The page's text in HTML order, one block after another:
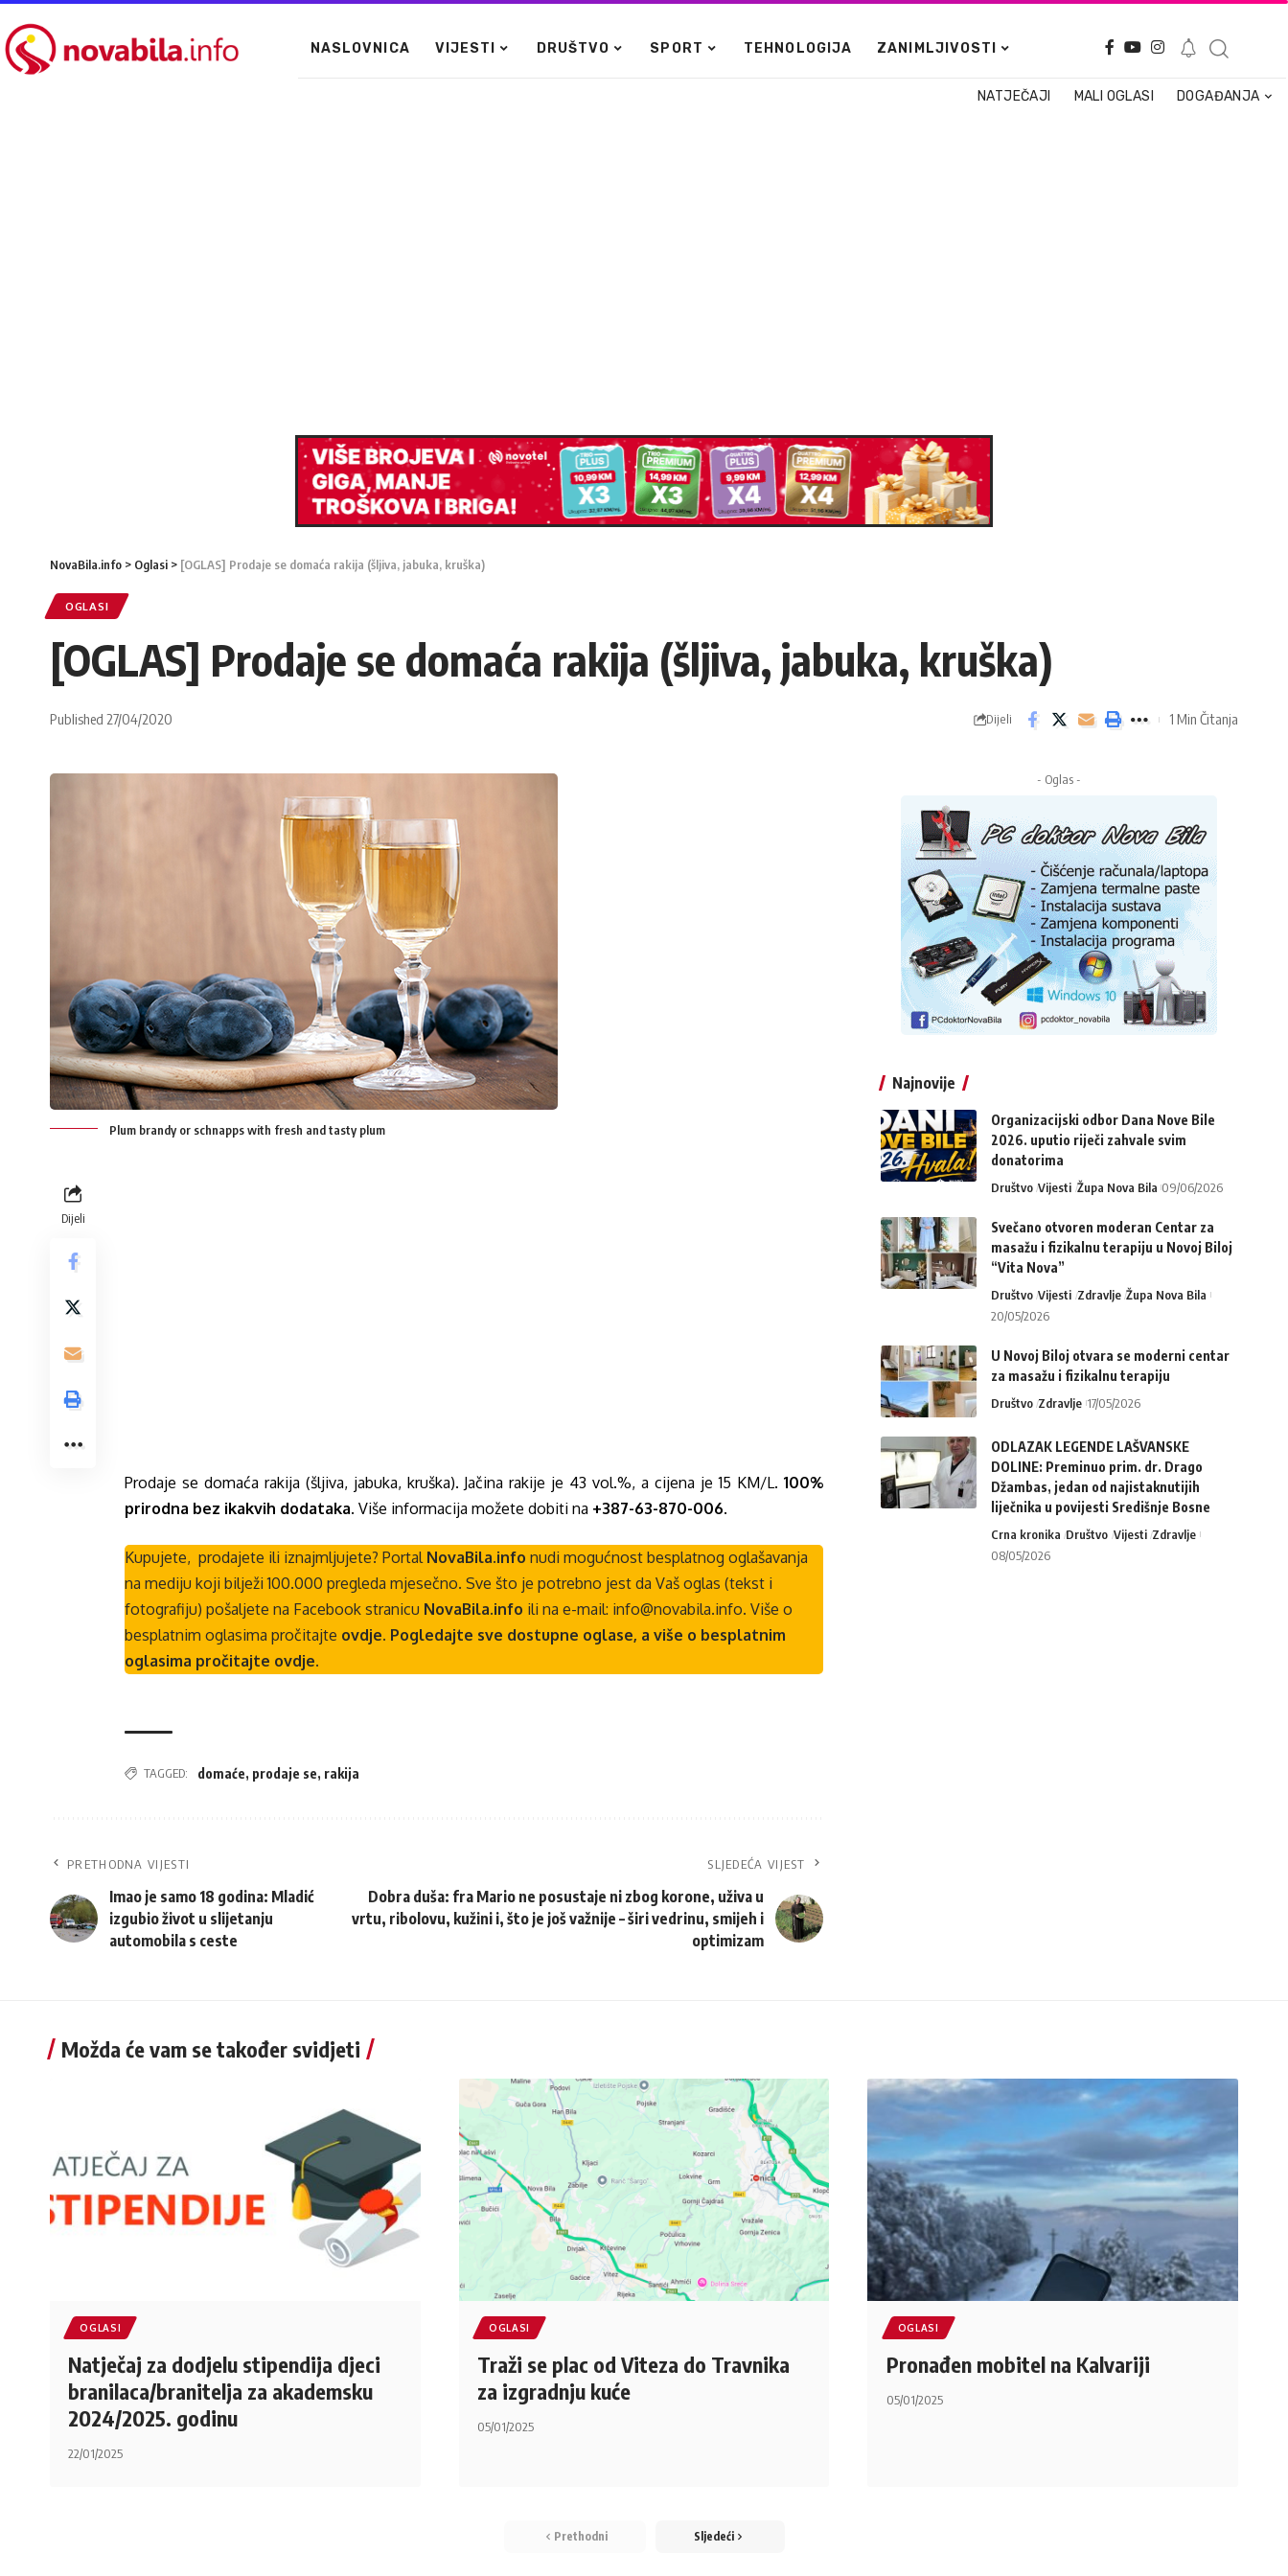
NASLOVNICA VIJESTI DRUŠTVO SPORT TEHNOLOGIJA ZANIMLJIVOSTI
NATJEČAJI MALI OGLASI DOGAĐANJA
NovaBila.info > Oglasi > [OGLAS] Prodaje se domaća rakija (šljiva, jabuka, kruška)
OGLASI
[OGLAS] Prodaje se domaća rakija (šljiva, jabuka, kruška)
Published 27/04/2020 Dijeli 1 Min Čitanja
Plum brandy or schnapps with fresh and tasty plum
Dijeli
Prodaje se domaća rakija (šljiva, jabuka, kruška). Jačina rakije je 43 vol.%, a cijena je 15 KM/L. 100%
prirodna bez ikakvih dodataka. Više informacija možete dobiti na +387-63-870-006.
Kupujete, prodajete ili iznajmljujete? Portal NovaBila.info nudi mogućnost besplatnog oglašavanja
na mediju koji bilježi 100.000 pregleda mjesečno. Sve što je potrebno jest da Vaš oglas (tekst i
fotografiju) pošaljete na Facebook stranicu NovaBila.info ili na e-mail: info@novabila.info. Više o
besplatnim oglasima pročitajte ovdje. Pogledajte sve dostupne oglase, a više o besplatnim
oglasima pročitajte ovdje.
TAGGED: domaće, prodaje se, rakija
PRETHODNA VIJESTI
Imao je samo 18 godina: Mladić
izgubio život u slijetanju
automobila s ceste
SLJEDEĆA VIJEST
Dobra duša: fra Mario ne posustaje ni zbog korone, uživa u
vrtu, ribolovu, kužini i, što je još važnije – širi vedrinu, smijeh i
optimizam
- Oglas -
Najnovije
Organizacijski odbor Dana Nove Bile
2026. uputio riječi zahvale svim
donatorima
Društvo Vijesti Župa Nova Bila 09/06/2026
Svečano otvoren moderan Centar za
masažu i fizikalnu terapiju u Novoj Biloj
“Vita Nova”
Društvo Vijesti Zdravlje Župa Nova Bila
20/05/2026
U Novoj Biloj otvara se moderni centar
za masažu i fizikalnu terapiju
Društvo Zdravlje 17/05/2026
ODLAZAK LEGENDE LAŠVANSKE
DOLINE: Preminuo prim. dr. Drago
Džambas, jedan od najistaknutijih
liječnika u povijesti Središnje Bosne
Crna kronika Društvo Vijesti Zdravlje
08/05/2026
Možda će vam se također svidjeti
OGLASI
Natječaj za dodjelu stipendija djeci
branilaca/branitelja za akademsku
2024/2025. godinu
22/01/2025
OGLASI
Traži se plac od Viteza do Travnika
za izgradnju kuće
05/01/2025
OGLASI
Pronađen mobitel na Kalvariji
05/01/2025
Prethodni Sljedeći